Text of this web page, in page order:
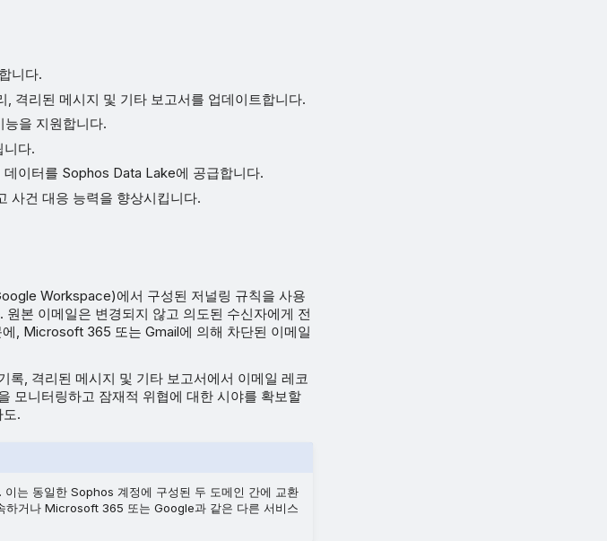
니다.
격리된 메시지 및 기타 보고서를 업데이트합니다.
을 지원합니다.
니다.
이터를 Sophos Data Lake에 공급합니다.
사건 대응 능력을 향상시킵니다.
Workspace)에서 구성된 저널링 규칙을 사용
본 이메일은 변경되지 않고 의도된 수신자에게 전
, Microsoft 365 또는 Gmail에 의해 차단된 이메일
, 격리된 메시지 및 기타 보고서에서 이메일 레코
모니터링하고 잠재적 위협에 대한 시야를 확보할
.
는 동일한 Sophos 계정에 구성된 두 도메인 간에 교환
하거나 Microsoft 365 또는 Google과 같은 다른 서비스